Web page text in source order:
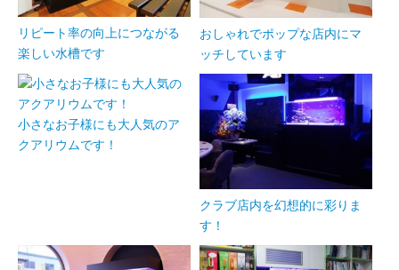
リピート率の向上につながる
楽しい水槽です
おしゃれでポップな店内にマ
ッチしています
小さなお子様にも大人気のア
クアリウムです！
クラブ店内を幻想的に彩りま
す！